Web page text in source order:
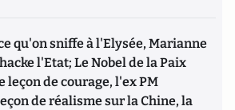
qu'on sniffe à l'Elysée, Marianne
l'Etat; Le Nobel de la Paix
leçon de courage, l'ex PM
de réalisme sur la Chine, la